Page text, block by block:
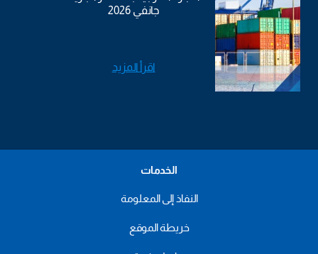
جانفي 2026
اقرأ المزيد
الخدمات
النفاذ إلى المعلومة
خريطة الموقع